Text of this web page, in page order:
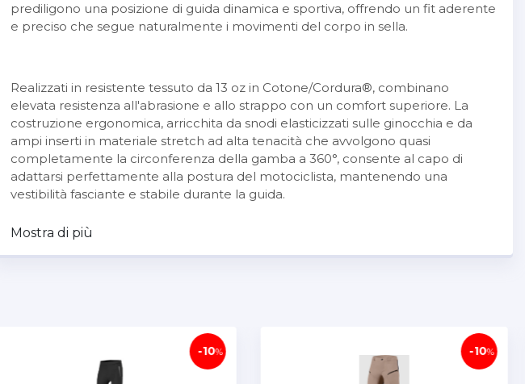
prediligono una posizione di guida dinamica e sportiva, offrendo un fit aderente
e preciso che segue naturalmente i movimenti del corpo in sella.
Realizzati in resistente tessuto da 13 oz in Cotone/Cordura®, combinano
elevata resistenza all'abrasione e allo strappo con un comfort superiore. La
costruzione ergonomica, arricchita da snodi elasticizzati sulle ginocchia e da
ampi inserti in materiale stretch ad alta tenacità che avvolgono quasi
completamente la circonferenza della gamba a 360°, consente al capo di
adattarsi perfettamente alla postura del motociclista, mantenendo una
vestibilità fasciante e stabile durante la guida.
Il taglio slim fit è stato studiato per ridurre gli eccessi di tessuto e garantire una
Mostra di più
-10% -30%